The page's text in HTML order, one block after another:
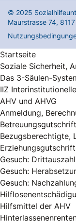
© 2025
Maurstrasse 74, 8117
Startseite
Soziale Sicherheit,
Das 3-Säulen-
IIZ
AHV und AHVG
Anmeldung,
Bezugsberechtigte,
Gesuch:
Gesuch:
Gesuch:
Hilfsmittel der AHV